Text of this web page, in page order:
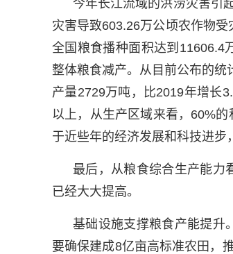
今年长江流域的洪涝灾害引
灾害导致603.26万公顷农作物
全国粮食播种面积达到11606.4
整体粮食减产。从目前公布的
产量2729万吨，比2019年增长
以上，从生产区域来看，60%
于近些年的经济发展和科技进步
最后，从粮食综合生产能力
已经大大提高。
基础设施支撑粮食产能提升
要确保建成8亿亩高标准农田，